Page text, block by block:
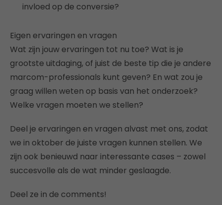
invloed op de conversie?
Eigen ervaringen en vragen
Wat zijn jouw ervaringen tot nu toe? Wat is je
grootste uitdaging, of juist de beste tip die je andere
marcom-professionals kunt geven? En wat zou je
graag willen weten op basis van het onderzoek?
Welke vragen moeten we stellen?
Deel je ervaringen en vragen alvast met ons, zodat
we in oktober de juiste vragen kunnen stellen. We
zijn ook benieuwd naar interessante cases – zowel
succesvolle als de wat minder geslaagde.
Deel ze in de comments!